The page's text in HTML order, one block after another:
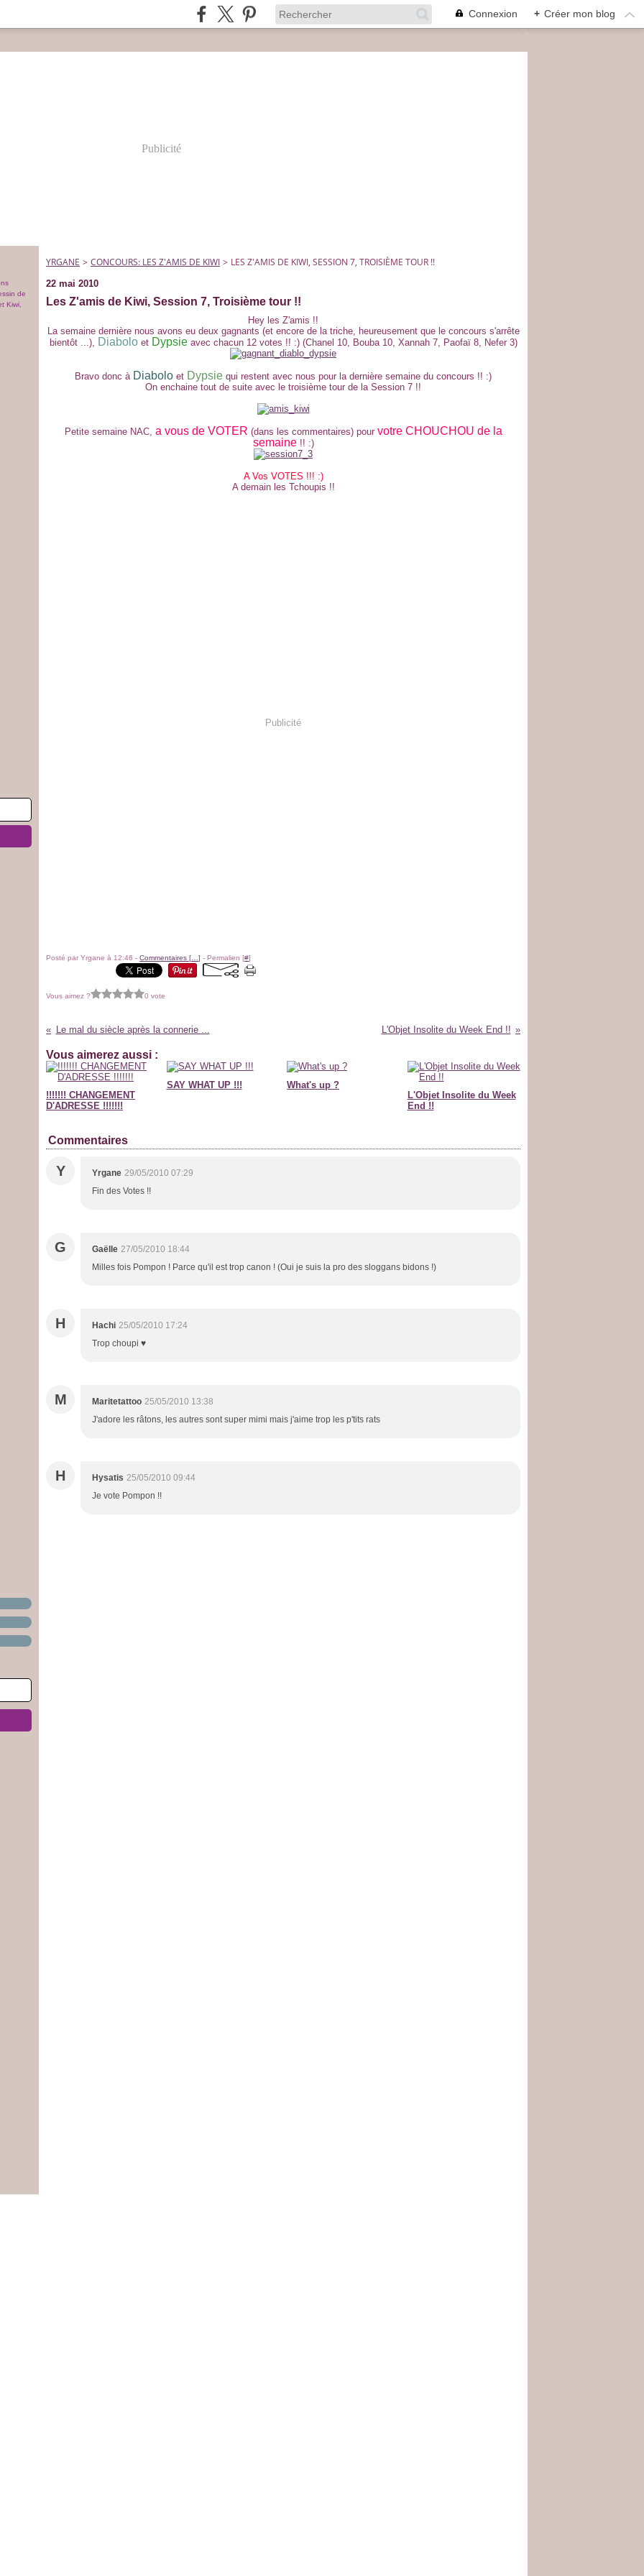
Connexion + Créer mon blog
Publicité
de
Kiwi,
YRGANE > CONCOURS: LES Z'AMIS DE KIWI > LES Z'AMIS DE KIWI, SESSION 7, TROISIÈME TOUR !!
22 mai 2010
Les Z'amis de Kiwi, Session 7, Troisième tour !!
Hey les Z'amis !!
La semaine dernière nous avons eu deux gagnants (et encore de la triche, heureusement que le concours s'arrête
bientôt ...), Diaboloet Dypsieavec chacun 12 votes !! :) (Chanel 10, Bouba 10, Xannah 7, Paofaï 8, Nefer 3)
Bravo donc à Diabolo et Dypsie qui restent avec nous pour la dernière semaine du concours !! :)
On enchaine tout de suite avec le troisième tour de la Session 7 !!
Petite semaine NAC, a vous de VOTER (dans les commentaires) pour votre CHOUCHOU de la
semaine!! :)
A Vos VOTES !!! :)
A demain les Tchoupis !!
Publicité
Posté par Yrgane à 12:46 - Commentaires [ ] - Permalien [#]
Vous aimez ? 0 vote
Le mal du siècle après la connerie ... L'Objet Insolite du Week End !!
Vous aimerez aussi :
!!!!!!! CHANGEMENT
D'ADRESSE !!!!!!!
SAY WHAT UP !!!
What's up ?
L'Objet Insolite du Week
End !!
Commentaires
Y Yrgane 29/05/2010 07:29
Fin des Votes !!
G Gaëlle 27/05/2010 18:44
Milles fois Pompon ! Parce qu'il est trop canon ! (Oui je suis la pro des sloggans bidons !)
H Hachi 25/05/2010 17:24
Trop choupi ♥
M Maritetattoo 25/05/2010 13:38
J'adore les râtons, les autres sont super mimi mais j'aime trop les p'tits rats
H Hysatis 25/05/2010 09:44
Je vote Pompon !!